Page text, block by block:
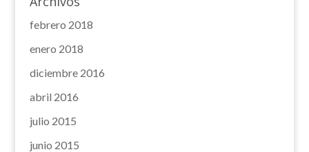
febrero 2018
enero 2018
diciembre 2016
abril 2016
julio 2015
junio 2015